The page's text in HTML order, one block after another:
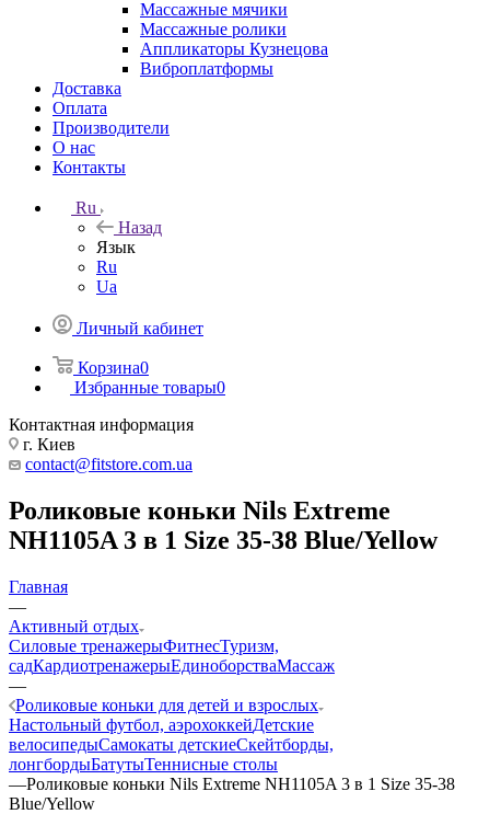
Массажные мячики
Массажные ролики
Аппликаторы Кузнецова
Виброплатформы
Доставка
Оплата
Производители
О нас
Контакты
Ru
Назад
Язык
Ru
Ua
Личный кабинет
Корзина0
Избранные товары0
Контактная информация
г. Киев
contact@fitstore.com.ua
Роликовые коньки Nils Extreme
NH1105A 3 в 1 Size 35-38 Blue/Yellow
Главная
—
Активный отдых
Силовые тренажерыФитнесТуризм,
садКардиотренажерыЕдиноборстваМассаж
—
Роликовые коньки для детей и взрослых
Настольный футбол, аэрохоккейДетские
велосипедыСамокаты детскиеСкейтборды,
лонгбордыБатутыТеннисные столы
—Роликовые коньки Nils Extreme NH1105A 3 в 1 Size 35-38
Blue/Yellow